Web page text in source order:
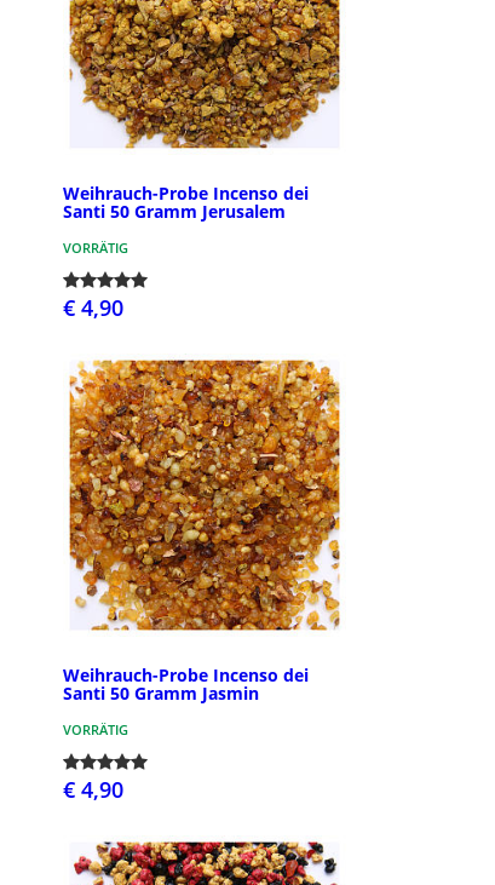
Weihrauch-Probe Incenso dei
Santi 50 Gramm Jerusalem
VORRÄTIG
€ 4,90
Weihrauch-Probe Incenso dei
Santi 50 Gramm Jasmin
VORRÄTIG
€ 4,90